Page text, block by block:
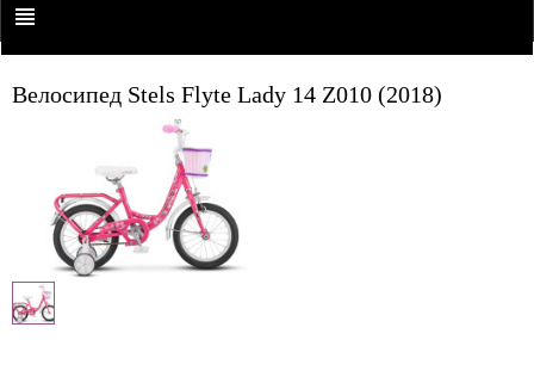
Велосипед Stels Flyte Lady 14 Z010 (2018)